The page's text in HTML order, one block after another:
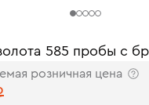
585 пробы с
розничная цена